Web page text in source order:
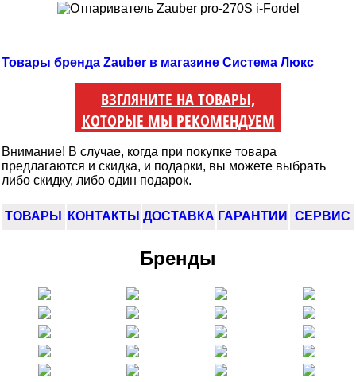
Товары бренда Zauber в магазине Система Люкс
ВЗГЛЯНИТЕ НА ТОВАРЫ,
КОТОРЫЕ МЫ РЕКОМЕНДУЕМ
Внимание! В случае, когда при покупке товара
предлагаются и скидка, и подарки, вы можете выбрать
либо скидку, либо один подарок.
ТОВАРЫ КОНТАКТЫ ДОСТАВКА ГАРАНТИИ СЕРВИС
Бренды